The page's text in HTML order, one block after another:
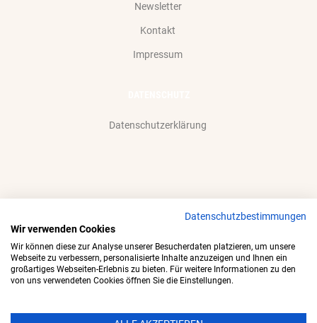
Newsletter
Kontakt
Impressum
Datenschutzerklärung
Wir akzeptieren gerne:
Datenschutzbestimmungen
Wir verwenden Cookies
Wir können diese zur Analyse unserer Besucherdaten platzieren, um unsere
Webseite zu verbessern, personalisierte Inhalte anzuzeigen und Ihnen ein
großartiges Webseiten-Erlebnis zu bieten. Für weitere Informationen zu den
von uns verwendeten Cookies öffnen Sie die Einstellungen.